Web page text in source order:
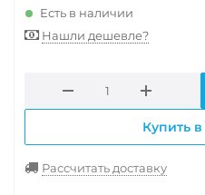
Есть в наличии
Нашли дешевле?
Купить в
Рассчитать доставку